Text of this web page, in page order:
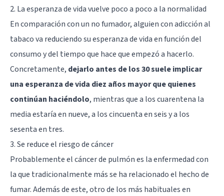
2. La esperanza de vida vuelve poco a poco a la normalidad
En comparación con un no fumador, alguien con adicción al
tabaco va reduciendo su esperanza de vida en función del
consumo y del tiempo que hace que empezó a hacerlo.
Concretamente, dejarlo antes de los 30 suele implicar
una esperanza de vida diez años mayor que quienes
continúan haciéndolo, mientras que a los cuarentena la
media estaría en nueve, a los cincuenta en seis y a los
sesenta en tres.
3. Se reduce el riesgo de cáncer
Probablemente el cáncer de pulmón es la enfermedad con
la que tradicionalmente más se ha relacionado el hecho de
fumar. Además de este, otro de los más habituales en